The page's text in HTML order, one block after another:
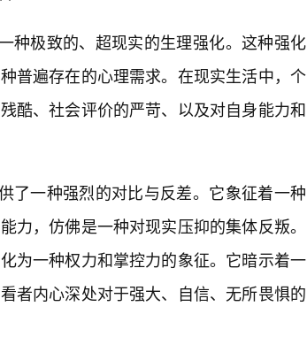
种极致的、超现实的生理强化。这种强化
普遍存在的心理需求。在现实生活中，个
酷、社会评价的严苛、以及对自身能力和
了一种强烈的对比与反差。它象征着一种
力，仿佛是一种对现实压抑的集体反叛。
为一种权力和掌控力的象征。它暗示着一
者内心深处对于强大、自信、无所畏惧的